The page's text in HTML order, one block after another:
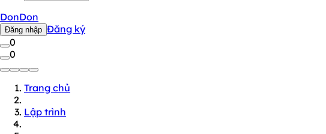
DonDon
Đăng nhập Đăng ký
0
0
Trang chủ
Lập trình